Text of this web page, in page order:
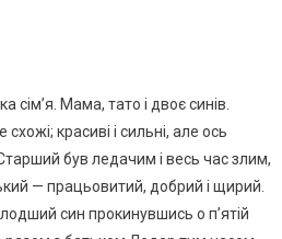
сім’я. Мама, тато і двоє синів.
красиві і сильні, але ось
був ледачим і весь час злим,
— працьовитий, добрий і щирий.
син прокинувшись о п’ятій